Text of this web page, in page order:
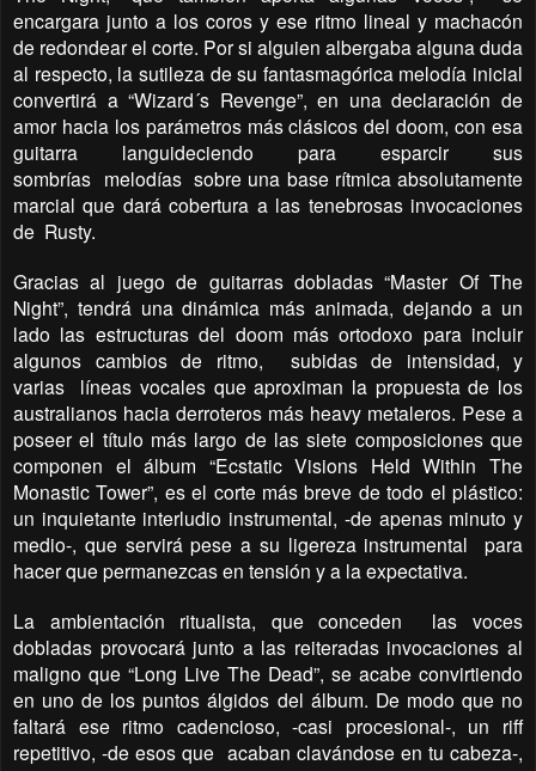
encargara junto a los coros y ese ritmo lineal y machacón
de redondear el corte. Por si alguien albergaba alguna duda
al respecto, la sutileza de su fantasmagórica melodía inicial
convertirá a “Wizard´s Revenge”, en una declaración de
amor hacia los parámetros más clásicos del doom, con esa
guitarra languideciendo para esparcir sus
sombrías melodías sobre una base rítmica absolutamente
marcial que dará cobertura a las tenebrosas invocaciones
de Rusty.
Gracias al juego de guitarras dobladas “Master Of The
Night”, tendrá una dinámica más animada, dejando a un
lado las estructuras del doom más ortodoxo para incluir
algunos cambios de ritmo, subidas de intensidad, y
varias líneas vocales que aproximan la propuesta de los
australianos hacia derroteros más heavy metaleros. Pese a
poseer el título más largo de las siete composiciones que
componen el álbum “Ecstatic Visions Held Within The
Monastic Tower”, es el corte más breve de todo el plástico:
un inquietante interludio instrumental, -de apenas minuto y
medio-, que servirá pese a su ligereza instrumental para
hacer que permanezcas en tensión y a la expectativa.
La ambientación ritualista, que conceden las voces
dobladas provocará junto a las reiteradas invocaciones al
maligno que “Long Live The Dead”, se acabe convirtiendo
en uno de los puntos álgidos del álbum. De modo que no
faltará ese ritmo cadencioso, -casi procesional-, un riff
repetitivo, -de esos que acaban clavándose en tu cabeza-,